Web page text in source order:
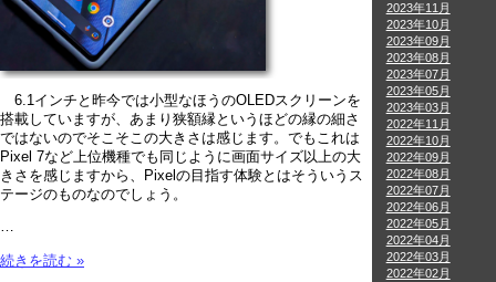
6.1インチと昨今では小型なほうのOLEDスクリーンを
搭載していますが、あまり狭額縁というほどの縁の細さ
ではないのでそこそこの大きさは感じます。でもこれは
Pixel 7など上位機種でも同じように画面サイズ以上の大
きさを感じますから、Pixelの目指す体験とはそういうス
テージのものなのでしょう。
…
続きを読む »
2023年11月
2023年10月
2023年09月
2023年08月
2023年07月
2023年05月
2023年03月
2022年11月
2022年10月
2022年09月
2022年08月
2022年07月
2022年06月
2022年05月
2022年04月
2022年03月
2022年02月